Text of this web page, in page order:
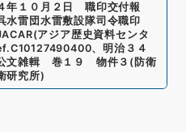
年１０月２日 職印交付報
雷団水雷敷設隊司令職印
アジア歴史資料センタ
C10127490400、明治３４
文雑輯 巻１９ 物件３ ( 防衛
研究所)